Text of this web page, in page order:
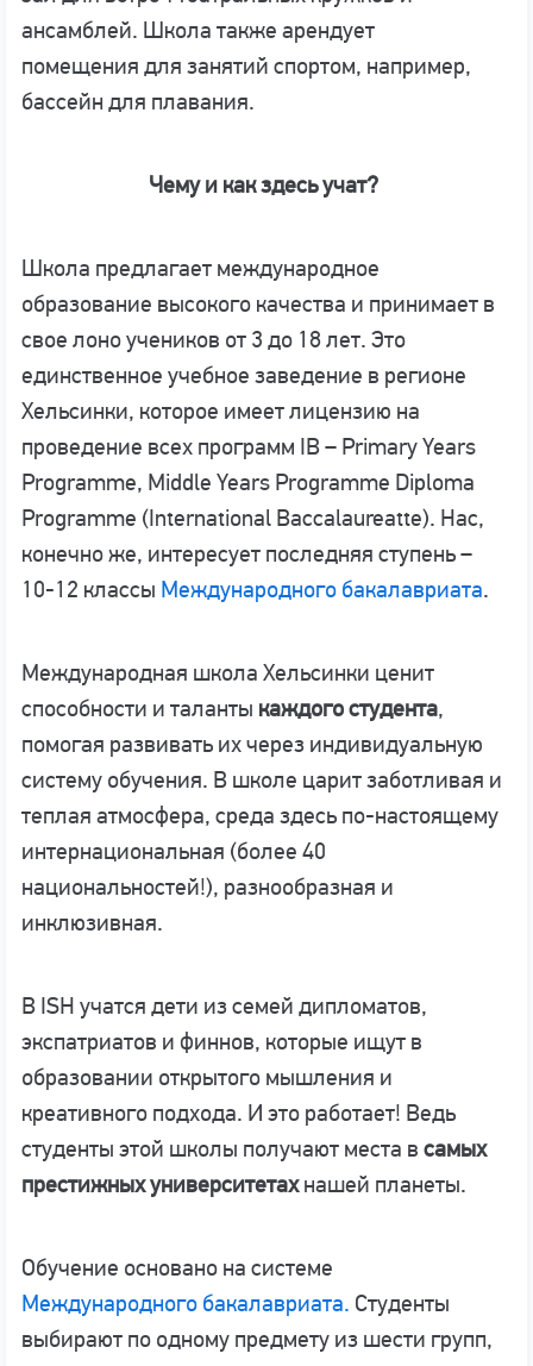
ансамблей. Школа также арендует
помещения для занятий спортом, например,
бассейн для плавания.
Чему и как здесь учат?
Школа предлагает международное
образование высокого качества и принимает в
свое лоно учеников от 3 до 18 лет. Это
единственное учебное заведение в регионе
Хельсинки, которое имеет лицензию на
проведение всех программ IB – Primary Years
Programme, Middle Years Programme Diploma
Programme (International Baccalaureatte). Нас,
конечно же, интересует последняя ступень –
10-12 классы Международного бакалавриата.
Международная школа Хельсинки ценит
способности и таланты каждого студента,
помогая развивать их через индивидуальную
систему обучения. В школе царит заботливая и
теплая атмосфера, среда здесь по-настоящему
интернациональная (более 40
национальностей!), разнообразная и
инклюзивная.
В ISH учатся дети из семей дипломатов,
экспатриатов и финнов, которые ищут в
образовании открытого мышления и
креативного подхода. И это работает! Ведь
студенты этой школы получают места в самых
престижных университетахнашей планеты.
Обучение основано на системе
Международного бакалавриата. Студенты
выбирают по одному предмету из шести групп,